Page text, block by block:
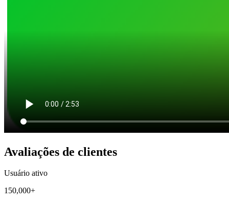
Avaliações de clientes
Usuário ativo
150,000+